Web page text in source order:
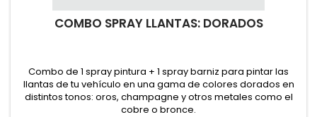
COMBO SPRAY LLANTAS: DORADOS
Combo de 1 spray pintura + 1 spray barniz para pintar las
llantas de tu vehículo en una gama de colores dorados en
distintos tonos: oros, champagne y otros metales como el
cobre o bronce.